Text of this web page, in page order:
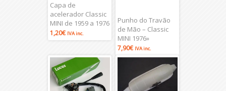
Capa de
acelerador Classic
MINI de 1959 a 1976
1,20€ IVA inc.
Punho do Travão
de Mão – Classic
MINI 1976»
7,90€ IVA inc.